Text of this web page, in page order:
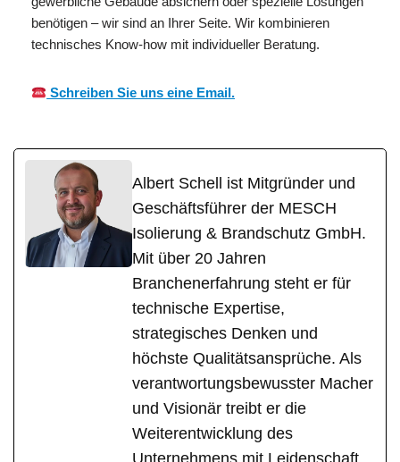
benötigen – wir sind an Ihrer Seite. Wir kombinieren
technisches Know-how mit individueller Beratung.
Schreiben Sie uns eine Email.
Albert Schell ist Mitgründer und
Geschäftsführer der MESCH
Isolierung & Brandschutz GmbH.
Mit über 20 Jahren
Branchenerfahrung steht er für
technische Expertise,
strategisches Denken und
höchste Qualitätsansprüche. Als
verantwortungsbewusster Macher
und Visionär treibt er die
Weiterentwicklung des